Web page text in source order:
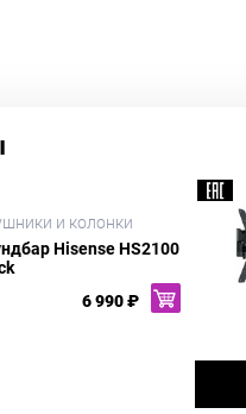
и колонки
Hisense HS2100
6 990 ₽